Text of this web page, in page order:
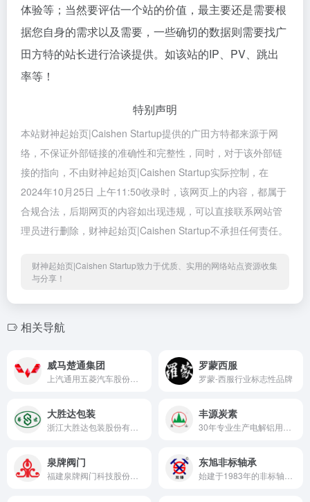
体验等；当然要评估一个站的价值，最主要还是需要根
据您自身的需求以及需要，一些确切的数据则需要找广
田方特的站长进行洽谈提供。如该站的IP、PV、跳出
率等！
特别声明
本站财神起始页|Caishen Startup提供的广田方特都来源于网
络，不保证外部链接的准确性和完整性，同时，对于该外部链
接的指向，不由财神起始页|Caishen Startup实际控制，在
2024年10月25日 上午11:50收录时，该网页上的内容，都属于
合规合法，后期网页的内容如出现违规，可以直接联系网站管
理员进行删除，财神起始页|Caishen Startup不承担任何责任。
财神起始页|Caishen Startup致力于优质、实用的网络站点资源收集
与分享！
相关导航
威马楚通集团 罗蒙西服
罗蒙-西服行业标志性品牌
大胜达包装 丰源炭素
泉牌阀门 东旭非标轴承